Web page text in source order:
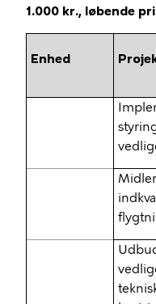
1.000 kr., løbende
Enhed